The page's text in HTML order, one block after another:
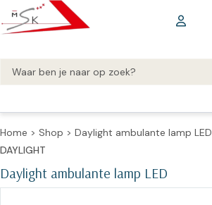
Home > Shop > Daylight ambulante lamp LED
Daylight ambulante lamp LED
DAYLIGHT